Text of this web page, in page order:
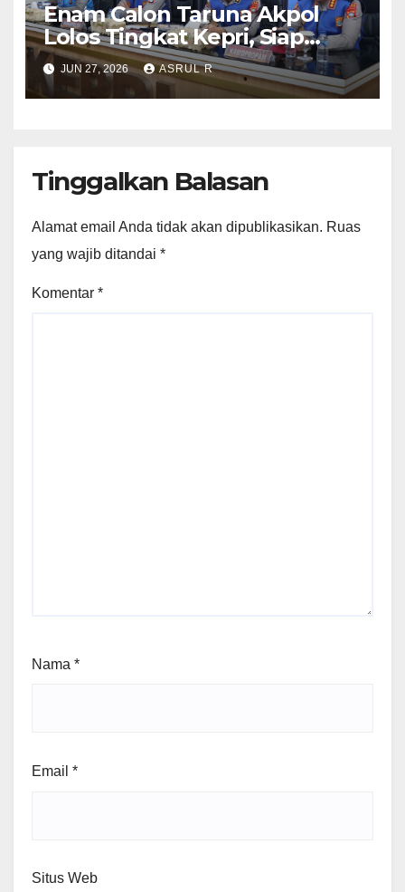
Enam Calon Taruna Akpol
Lolos Tingkat Kepri, Siap
Mengikuti Seleksi Akpol
Tingkat Pusat 2 Juli 2026
JUN 27, 2026 ASRUL R
Tinggalkan Balasan
Alamat email Anda tidak akan dipublikasikan. Ruas
yang wajib ditandai *
Komentar *
Nama *
Email *
Situs Web